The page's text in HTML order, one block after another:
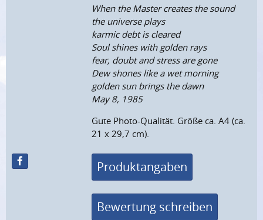
When the Master creates the sound
the universe plays
karmic debt is cleared
Soul shines with golden rays
fear, doubt and stress are gone
Dew shones like a wet morning
golden sun brings the dawn
May 8, 1985
Gute Photo-Qualität. Größe ca. A4 (ca.
21 x 29,7 cm).
Produktangaben
Bewertung schreiben